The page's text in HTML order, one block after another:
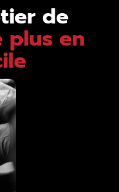
de
plus en